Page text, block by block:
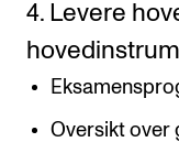
4. Levere
Oversikt over